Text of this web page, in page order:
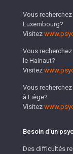
Vous
Luxembourg?
Visitez
Vous
le Hainaut?
Visitez
Vous
à Liège?
Visitez
Besoin d’un
Des difficultés